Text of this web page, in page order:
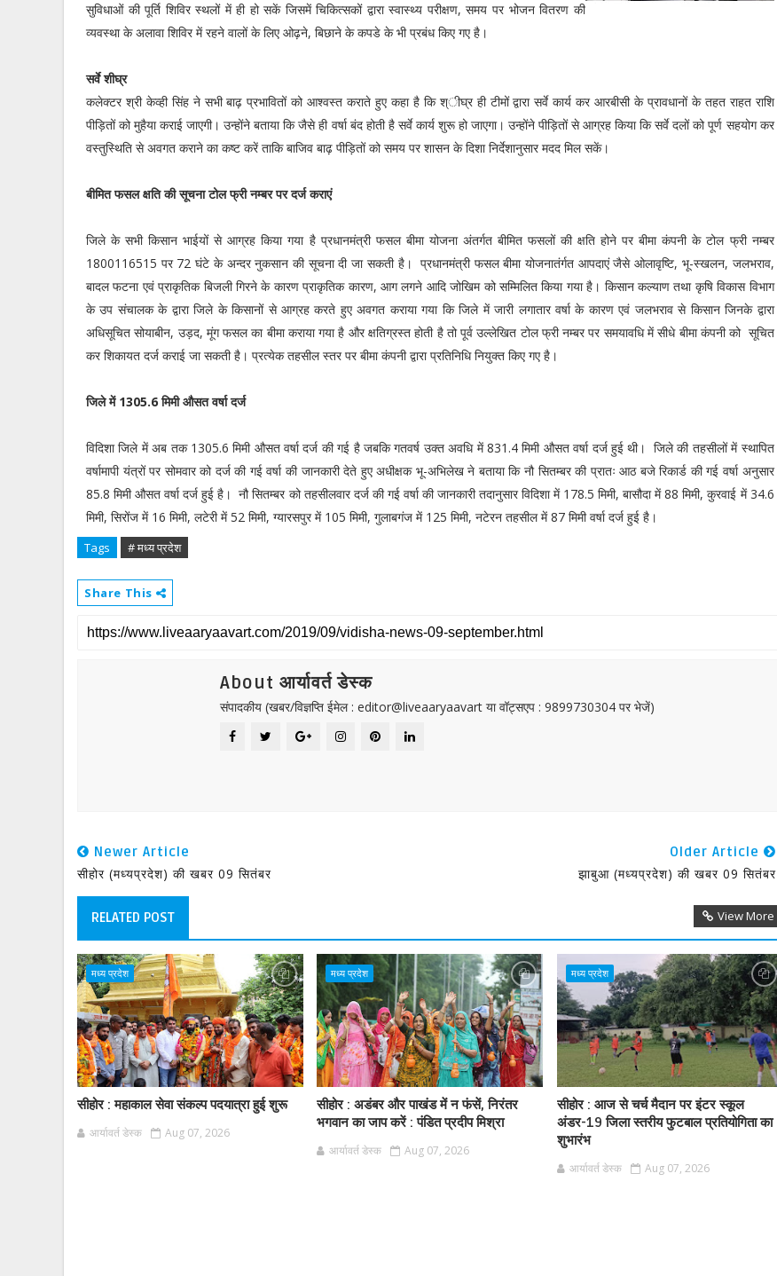
सुविधाओं की पूर्ति शिविर स्थलों में ही हो सकें जिसमें चिकित्सकों द्वारा स्वास्थ्य परीक्षण, समय पर भोजन वितरण की
व्यवस्था के अलावा शिविर में रहने वालों के लिए ओढ़ने, बिछाने के कपडे के भी प्रबंध किए गए है।
सर्वे शीघ्र
कलेक्टर श्री केव्ही सिंह ने सभी बाढ़ प्रभावितों को आश्वस्त कराते हुए कहा है कि श्ीघ्र ही टीमों द्वारा सर्वे कार्य कर आरबीसी के प्रावधानों के तहत राहत राशि
पीड़ितों को मुहैया कराई जाएगी। उन्होंने बताया कि जैसे ही वर्षा बंद होती है सर्वे कार्य शुरू हो जाएगा। उन्होंने पीड़ितों से आग्रह किया कि सर्वे दलों को पूर्ण सहयोग कर
वस्तुस्थिति से अवगत कराने का कष्ट करें ताकि बाजिव बाढ़ पीड़ितों को समय पर शासन के दिशा निर्देशानुसार मदद मिल सकें।
बीमित फसल क्षति की सूचना टोल फ्री नम्बर पर दर्ज कराएं
जिले के सभी किसान भाईयों से आग्रह किया गया है प्रधानमंत्री फसल बीमा योजना अंतर्गत बीमित फसलों की क्षति होने पर बीमा कंपनी के टोल फ्री नम्बर
1800116515 पर 72 घंटे के अन्दर नुकसान की सूचना दी जा सकती है। प्रधानमंत्री फसल बीमा योजनातंर्गत आपदाएं जैसे ओलावृष्टि, भू-स्खलन, जलभराव,
बादल फटना एवं प्राकृतिक बिजली गिरने के कारण प्राकृतिक कारण, आग लगने आदि जोखिम को सम्मिलित किया गया है। किसान कल्याण तथा कृषि विकास विभाग
के उप संचालक के द्वारा जिले के किसानों से आग्रह करते हुए अवगत कराया गया कि जिले में जारी लगातार वर्षा के कारण एवं जलभराव से किसान जिनके द्वारा
अधिसूचित सोयाबीन, उड़द, मूंग फसल का बीमा कराया गया है और क्षतिग्रस्त होती है तो पूर्व उल्लेखित टोल फ्री नम्बर पर समयावधि में सीधे बीमा कंपनी को सूचित
कर शिकायत दर्ज कराई जा सकती है। प्रत्येक तहसील स्तर पर बीमा कंपनी द्वारा प्रतिनिधि नियुक्त किए गए है।
जिले में 1305.6 मिमी औसत वर्षा दर्ज
विदिशा जिले में अब तक 1305.6 मिमी औसत वर्षा दर्ज की गई है जबकि गतवर्ष उक्त अवधि में 831.4 मिमी औसत वर्षा दर्ज हुई थी। जिले की तहसीलों में स्थापित
वर्षामापी यंत्रों पर सोमवार को दर्ज की गई वर्षा की जानकारी देते हुए अधीक्षक भू-अभिलेख ने बताया कि नौ सितम्बर की प्रातः आठ बजे रिकार्ड की गई वर्षा अनुसार
85.8 मिमी औसत वर्षा दर्ज हुई है। नौ सितम्बर को तहसीलवार दर्ज की गई वर्षा की जानकारी तदानुसार विदिशा में 178.5 मिमी, बासौदा में 88 मिमी, कुरवाई में 34.6
मिमी, सिरोंज में 16 मिमी, लटेरी में 52 मिमी, ग्यारसपुर में 105 मिमी, गुलाबगंज में 125 मिमी, नटेरन तहसील में 87 मिमी वर्षा दर्ज हुई है।
Tags # मध्य प्रदेश
Share This
About आर्यावर्त डेस्क
संपादकीय (खबर/विज्ञप्ति ईमेल : editor@liveaaryaavart या वॉट्सएप : 9899730304 पर भेजें)
Newer Article
सीहोर (मध्यप्रदेश) की खबर 09 सितंबर
Older Article
झाबुआ (मध्यप्रदेश) की खबर 09 सितंबर
RELATED POST View More
मध्य प्रदेश
सीहोर : महाकाल सेवा संकल्प पदयात्रा हुई शुरू
आर्यावर्त डेस्क Aug 07, 2026
मध्य प्रदेश
सीहोर : अडंबर और पाखंड में न फंसें, निरंतर
भगवान का जाप करें : पंडित प्रदीप मिश्रा
आर्यावर्त डेस्क Aug 07, 2026
मध्य प्रदेश
सीहोर : आज से चर्च मैदान पर इंटर स्कूल
अंडर-19 जिला स्तरीय फुटबाल प्रतियोगिता का
शुभारंभ
आर्यावर्त डेस्क Aug 07, 2026